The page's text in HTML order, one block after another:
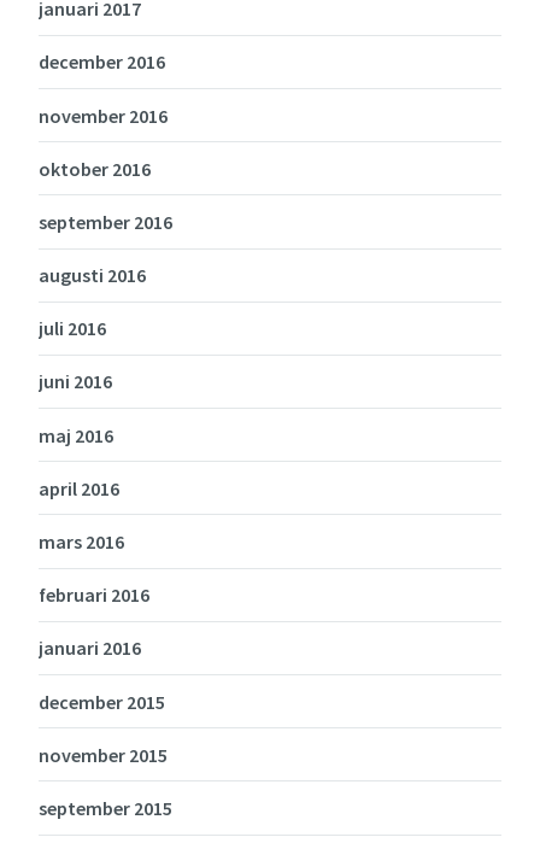
januari 2017
december 2016
november 2016
oktober 2016
september 2016
augusti 2016
juli 2016
juni 2016
maj 2016
april 2016
mars 2016
februari 2016
januari 2016
december 2015
november 2015
september 2015